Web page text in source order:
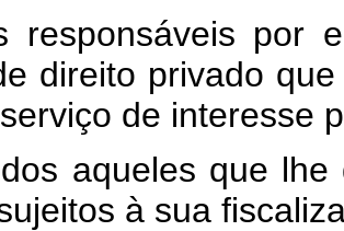
responsáveis por
direito privado
de interesse
aqueles que
à sua